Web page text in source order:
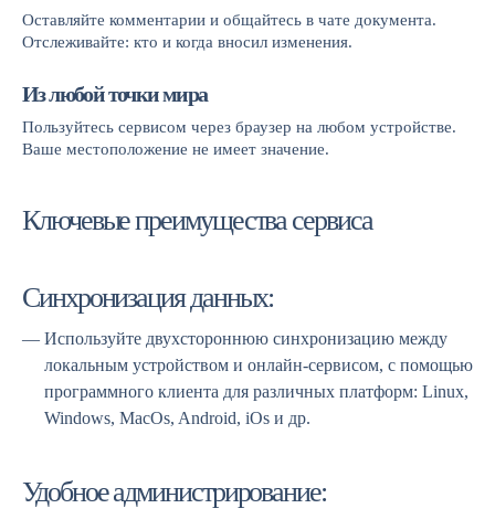
Оставляйте комментарии и общайтесь в чате документа.
Отслеживайте: кто и когда вносил изменения.
Из любой точки мира
Пользуйтесь сервисом через браузер на любом устройстве.
Ваше местоположение не имеет значение.
Ключевые преимущества сервиса
Синхронизация данных:
Используйте двухстороннюю синхронизацию между
локальным устройством и онлайн-сервисом, с помощью
программного клиента для различных платформ: Linux,
Windows, MacOs, Android, iOs и др.
Удобное администрирование: